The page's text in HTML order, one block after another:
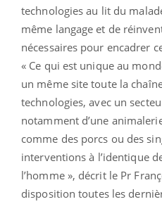
technologies au lit du
même langage et de
nécessaires pour encadrer
« Ce qui est unique au
un même site toute la
technologies, avec un
notamment d’une
comme des porcs ou des
interventions à l’identique
l’homme », décrit le Pr
disposition toutes les